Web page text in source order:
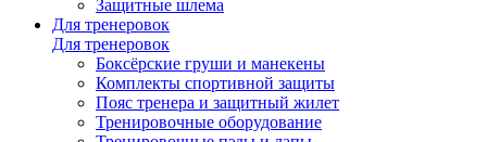
Защитные шлема
Для тренеровок
Для тренеровок
Боксёрские груши и манекены
Комплекты спортивной защиты
Пояс тренера и защитный жилет
Тренировочные оборудование